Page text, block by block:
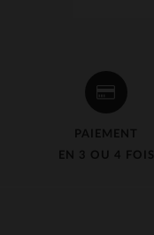
PAIEMENT
EN 3 OU 4 FOIS